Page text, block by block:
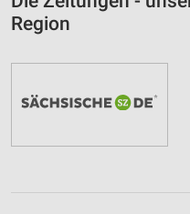
Region